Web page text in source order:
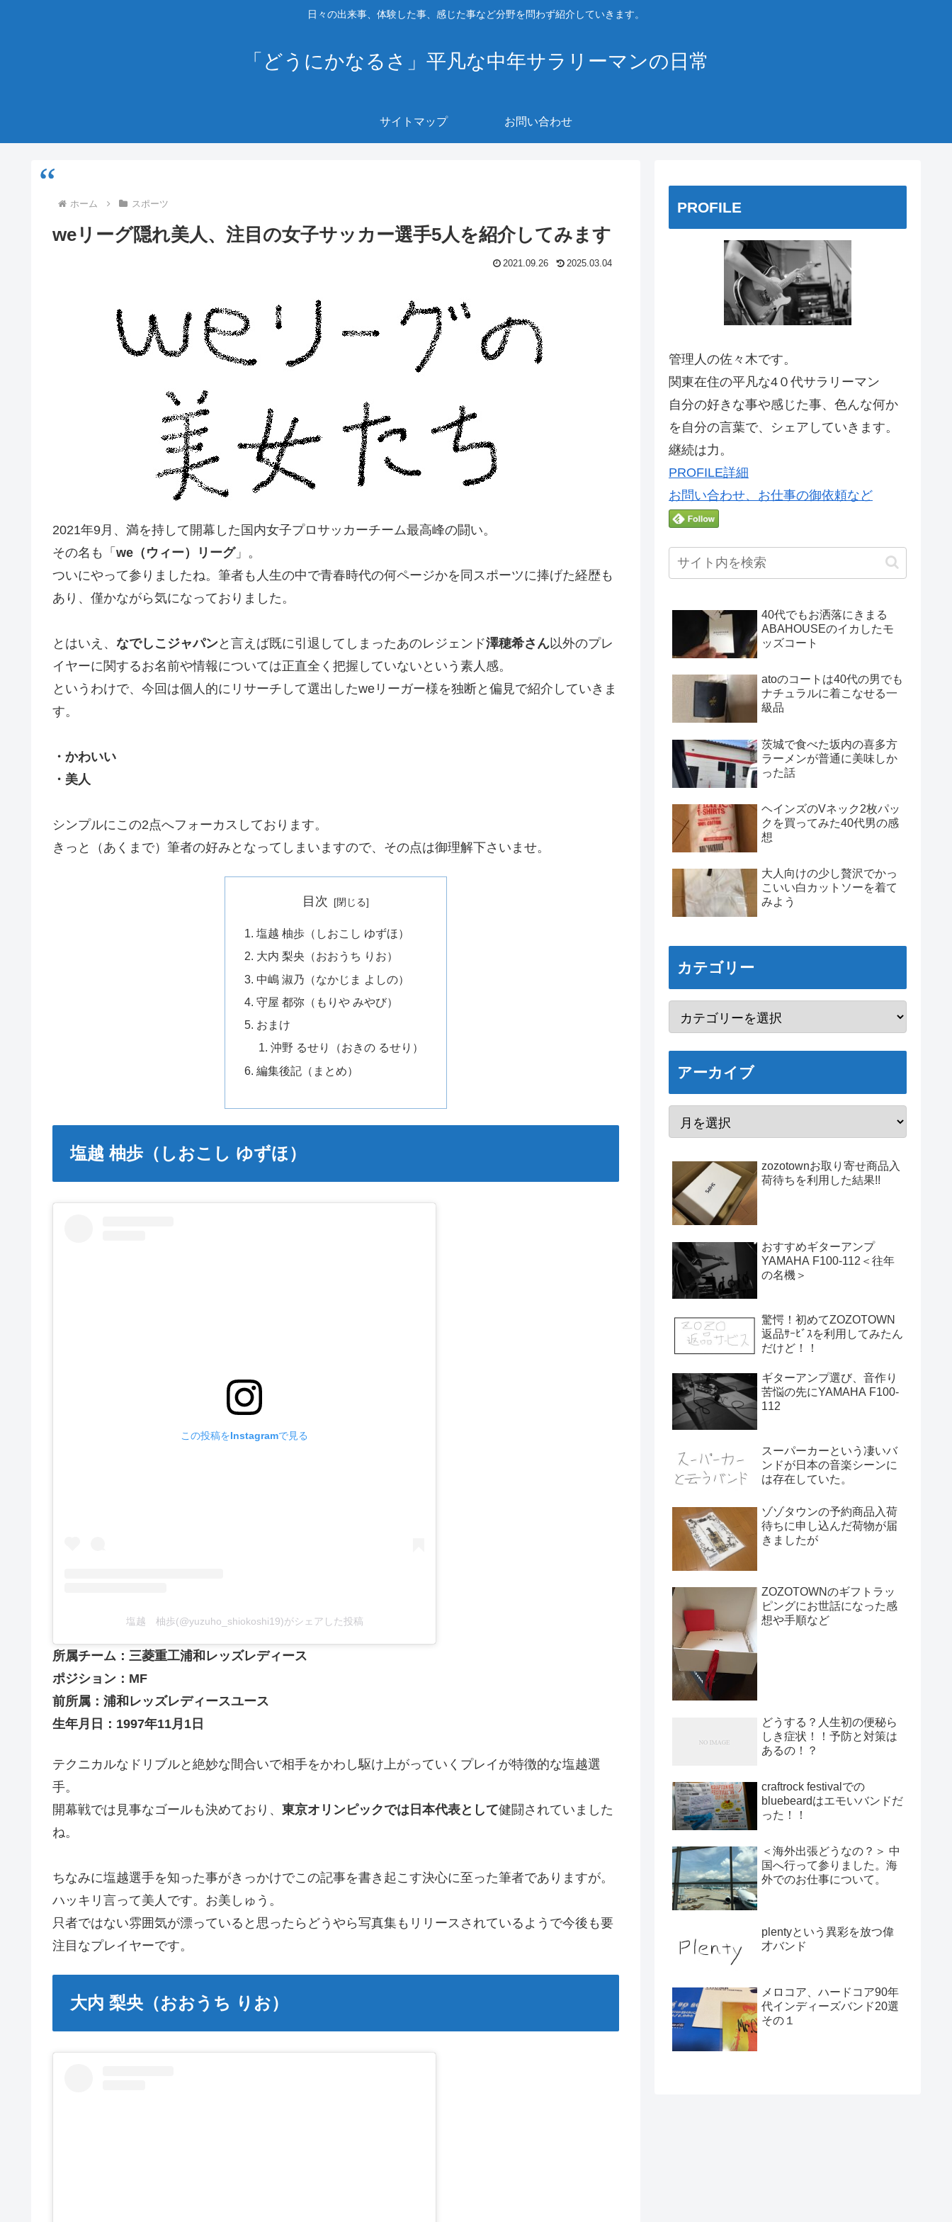
日々の出来事、体験した事、感じた事など分野を問わず紹介していきます。
「どうにかなるさ」平凡な中年サラリーマンの日常
サイトマップ お問い合わせ
ホーム スポーツ
weリーグ隠れ美人、注目の女子サッカー選手5人を紹介してみます
2021.09.26 2025.03.04
2021年9月、満を持して開幕した国内女子プロサッカーチーム最高峰の闘い。
その名も「 we（ウィー）リーグ」。
ついにやって参りましたね。筆者も人生の中で青春時代の何ページかを同スポーツに捧げた経歴も
あり、僅かながら気になっておりました。
とはいえ、 なでしこジャパンと言えば既に引退してしまったあのレジェンド澤穂希さん以外のプレ
イヤーに関するお名前や情報については正直全く把握していないという素人感。
というわけで、今回は個人的にリサーチして選出したweリーガー様を独断と偏見で紹介していきま
す。
・かわいい
・美人
シンプルにこの2点へフォーカスしております。
きっと（あくまで）筆者の好みとなってしまいますので、その点は御理解下さいませ。
目次
塩越 柚歩（しおこし ゆずほ）
大内 梨央（おおうち りお）
中嶋 淑乃（なかじま よしの）
守屋 都弥（もりや みやび）
おまけ
沖野 るせり（おきの るせり）
編集後記（まとめ）
塩越 柚歩（しおこし ゆずほ）
この投稿をInstagramで見る
塩越 柚歩(@yuzuho_shiokoshi19)がシェアした投稿
所属チーム：三菱重工浦和レッズレディース
ポジション：MF
前所属：浦和レッズレディースユース
生年月日：1997年11月1日
テクニカルなドリブルと絶妙な間合いで相手をかわし駆け上がっていくプレイが特徴的な塩越選
手。
開幕戦では見事なゴールも決めており、 東京オリンピックでは日本代表として健闘されていました
ね。
ちなみに塩越選手を知った事がきっかけでこの記事を書き起こす決心に至った筆者でありますが。
ハッキリ言って美人です。お美しゅう。
只者ではない雰囲気が漂っていると思ったらどうやら写真集もリリースされているようで今後も要
注目なプレイヤーです。
大内 梨央（おおうち りお）
PROFILE
管理人の佐々木です。
関東在住の平凡な4０代サラリーマン
自分の好きな事や感じた事、色んな何か
を自分の言葉で、シェアしていきます。
継続は力。
PROFILE詳細
お問い合わせ、お仕事の御依頼など
40代でもお洒落にきまる
ABAHOUSEのイカしたモ
ッズコート
atoのコートは40代の男でも
ナチュラルに着こなせる一
級品
茨城で食べた坂内の喜多方
ラーメンが普通に美味しか
った話
ヘインズのVネック2枚パッ
クを買ってみた40代男の感
想
大人向けの少し贅沢でかっ
こいい白カットソーを着て
みよう
カテゴリー
アーカイブ
zozotownお取り寄せ商品入
荷待ちを利用した結果!!
おすすめギターアンプ
YAMAHA F100-112＜往年
の名機＞
驚愕！初めてZOZOTOWN
返品ｻｰﾋﾞｽを利用してみたん
だけど！！
ギターアンプ選び、音作り
苦悩の先にYAMAHA F100-
112
スーパーカーという凄いバ
ンドが日本の音楽シーンに
は存在していた。
ゾゾタウンの予約商品入荷
待ちに申し込んだ荷物が届
きましたが
ZOZOTOWNのギフトラッ
ピングにお世話になった感
想や手順など
どうする？人生初の便秘ら
しき症状！！予防と対策は
あるの！？
craftrock festivalでの
bluebeardはエモいバンドだ
った！！
＜海外出張どうなの？＞ 中
国へ行って参りました。海
外でのお仕事について。
plentyという異彩を放つ偉
才バンド
メロコア、ハードコア90年
代インディーズバンド20選
その１